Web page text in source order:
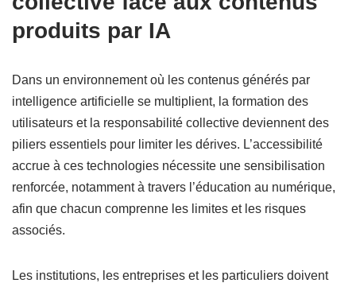
produits par IA
Dans un environnement où les contenus générés par
intelligence artificielle se multiplient, la formation des
utilisateurs et la responsabilité collective deviennent des
piliers essentiels pour limiter les dérives. L’accessibilité
accrue à ces technologies nécessite une sensibilisation
renforcée, notamment à travers l’éducation au numérique,
afin que chacun comprenne les limites et les risques
associés.
Les institutions, les entreprises et les particuliers doivent